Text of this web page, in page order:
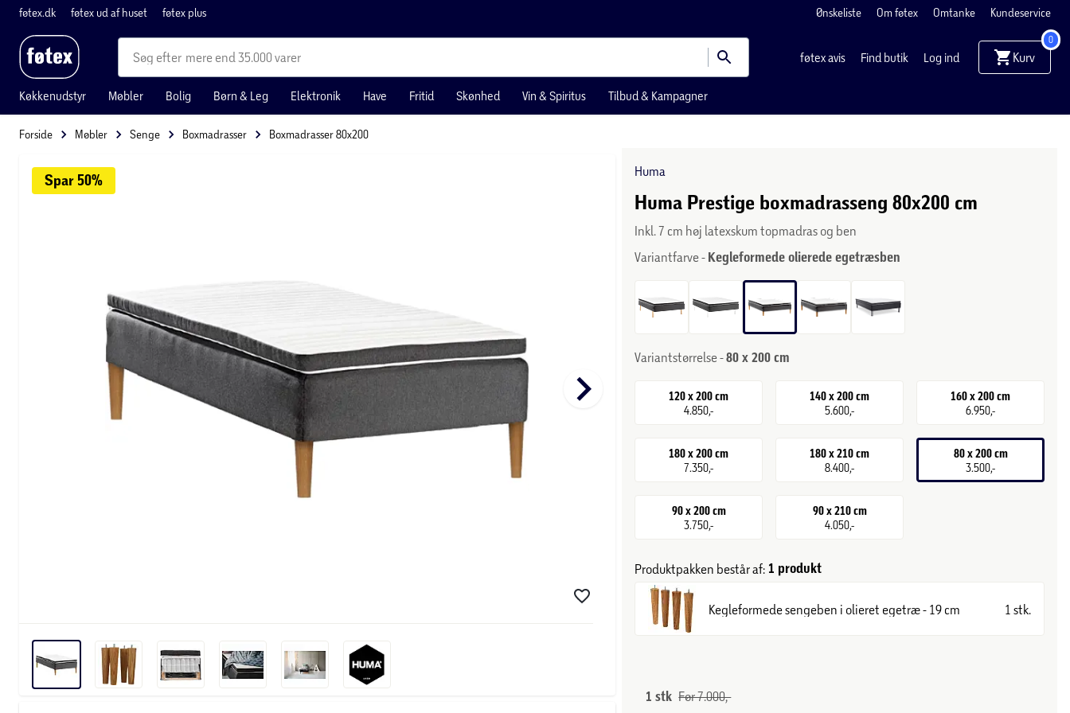
føtex.dk føtex ud af huset føtex plus Ønskeliste Om føtex Omtanke Kundeservice
mere end 35.000 varer føtex avis Find butik Log ind Kurv
0
Køkkenudstyr Møbler Bolig Børn & Leg Elektronik Have Fritid Skønhed Vin & Spiritus Tilbud & Kampagner
Forside Møbler Senge Boxmadrasser Boxmadrasser 80x200
Spar 50%
keyboard_arrow_right
Huma
Huma Prestige boxmadrasseng 80x200 cm
Inkl. 7 cm høj latexskum topmadras og ben
Variantfarve - Kegleformede olierede egetræsben
Variantstørrelse -80 x 200 cm
120 x 200 cm
4.850,-
140 x 200 cm
5.600,-
160 x 200 cm
6.950,-
180 x 200 cm
7.350,-
180 x 210 cm
8.400,-
80 x 200 cm
3.500,-
90 x 200 cm
3.750,-
90 x 210 cm
4.050,-
Produktpakken består af: 1 produkt
Kegleformede sengeben i olieret egetræ - 19 cm 1 stk.
1 stk Før 7.000,-